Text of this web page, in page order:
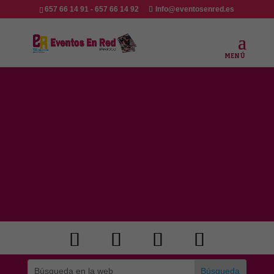
657 66 14 91 - 657 66 14 92 Info@eventosenred.es